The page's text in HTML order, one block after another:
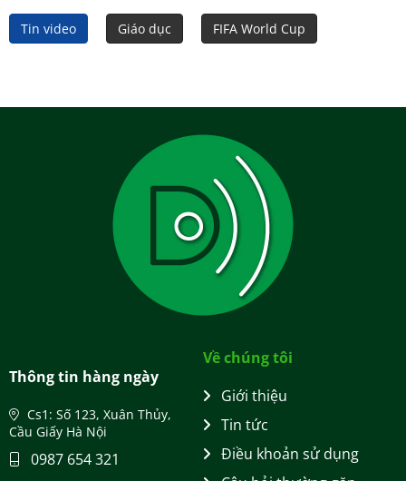
Tin video Giáo dục FIFA World Cup
Thông tin hàng ngày
Cs1: Số 123, Xuân Thủy,
Cầu Giấy Hà Nội
0987 654 321
Về chúng tôi
Giới thiệu
Tin tức
Điều khoản sử dụng